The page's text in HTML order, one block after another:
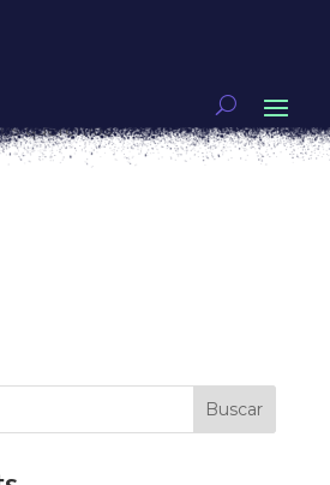
Ilustrar para exigir justicia
queremos
todos los días a las 5
Buscar